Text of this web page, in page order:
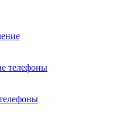
телефоны